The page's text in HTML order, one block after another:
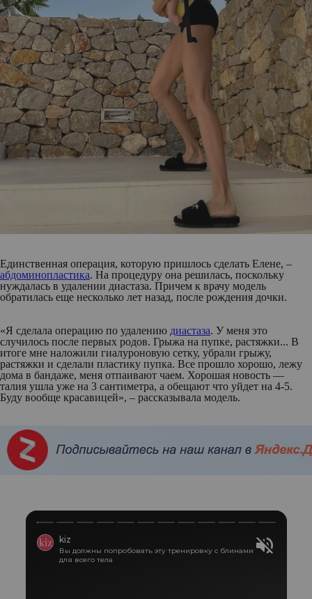
Единственная операция, которую пришлось сделать Елене, –
абдоминопластика. На процедуру она решилась, поскольку
нуждалась в удалении диастаза. Причем к врачу модель
обратилась еще несколько лет назад, после рождения дочки.
«Я сделала операцию по удалению диастаза. У меня это
случилось после первых родов. Грыжа на пупке, растяжки... В
итоге мне наложили гиалуроновую сетку, убрали грыжу,
растяжки и сделали пластику пупка. Все прошло хорошо, лежу
дома в бандаже, меня отпаивают чаем. Хорошая новость —
талия ушла уже на 3 сантиметра, а обещают что уйдет на 4-5.
Буду вообще красавицей», – рассказывала модель.